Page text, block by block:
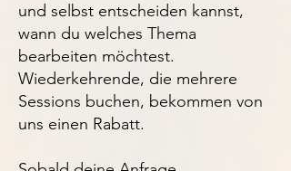
und selbst entscheiden kannst,
wann du welches Thema
bearbeiten möchtest.
Wiederkehrende, die mehrere
Sessions buchen, bekommen von
uns einen Rabatt.